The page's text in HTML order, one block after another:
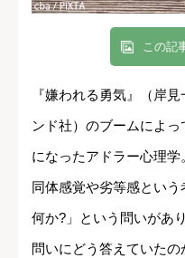
この記
『嫌われる勇気』（岸
ンド社）のブームによ
になったアドラー心理
同体感覚や劣等感とい
何か?」という問いがあ
問いにどう答えていた